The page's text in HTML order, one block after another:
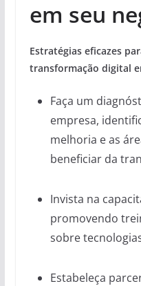
em seu
Estratégias eficazes
transformação digital
Faça um
empresa,
melhoria e as
beneficiar da
Invista na
promovendo
sobre
Estabeleça